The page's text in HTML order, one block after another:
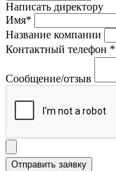
Написать директору
Имя*
Название компании
Контактный телефон *
Сообщение/отзыв